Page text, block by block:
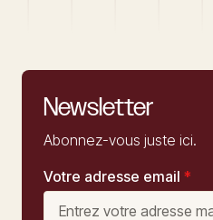
Newsletter
Abonnez-vous juste ici.
Votre adresse email *